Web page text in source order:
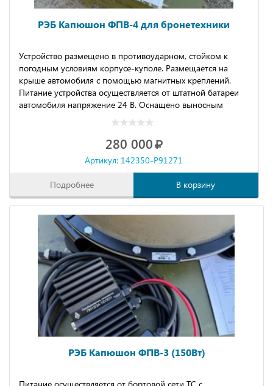
РЭБ Капюшон ФПВ-4 для бронетехники
Устройство размещено в противоударном, стойком к
погодным условиям корпусе-куполе. Размещается на
крыше автомобиля с помощью магнитных креплений.
Питание устройства осуществляется от штатной батареи
автомобиля напряжение 24 В. Оснащено выносным
пультом контроля и управления с кабелем длиной 6 м.
Возможно увеличение мощности передатчиков до 50Вт.
280 000
Артикул: 142350-P91271
Подробнее В корзину
РЭБ Капюшон ФПВ-3 (150Вт)